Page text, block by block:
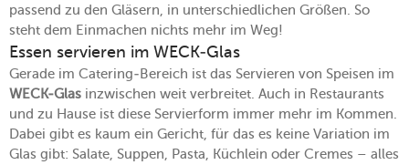
passend zu den Gläsern, in unterschiedlichen Größen. So
steht dem Einmachen nichts mehr im Weg!
Essen servieren im WECK-Glas
Gerade im Catering-Bereich ist das Servieren von Speisen im
WECK-Glas inzwischen weit verbreitet. Auch in Restaurants
und zu Hause ist diese Servierform immer mehr im Kommen.
Dabei gibt es kaum ein Gericht, für das es keine Variation im
Glas gibt: Salate, Suppen, Pasta, Küchlein oder Cremes – alles